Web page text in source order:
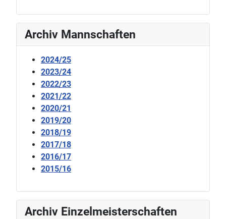
Archiv Mannschaften
2024/25
2023/24
2022/23
2021/22
2020/21
2019/20
2018/19
2017/18
2016/17
2015/16
Archiv Einzelmeisterschaften